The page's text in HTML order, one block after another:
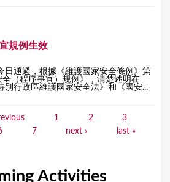
規例生效
日通過，根據《維護國家安全條例》第
（程序事宜）規例》，清楚述明在
別行政區維護國家安全法》和《國安...
1 2
3
7 next › last »
Activities